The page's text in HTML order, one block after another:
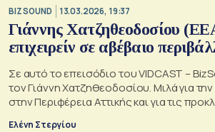
BIZ SOUND 13.03.2026, 19:37
Γιάννης Χατζηθεοδοσίου
επιχειρείν σε αβέβαιο
Σε αυτό το επεισόδιο του VIDCAST –
τον Γιάννη Χατζηθεοδοσίου. Μιλά για
στην Περιφέρεια Αττικής και για τις
Ελένη Στεργίου